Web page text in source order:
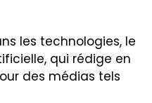
les technologies, le
qui rédige en
des médias tels